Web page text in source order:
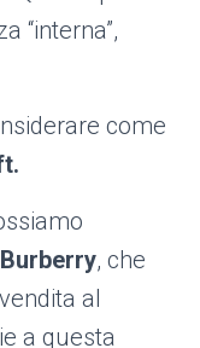
“interna”,
come
Burberry, che
al
a questa